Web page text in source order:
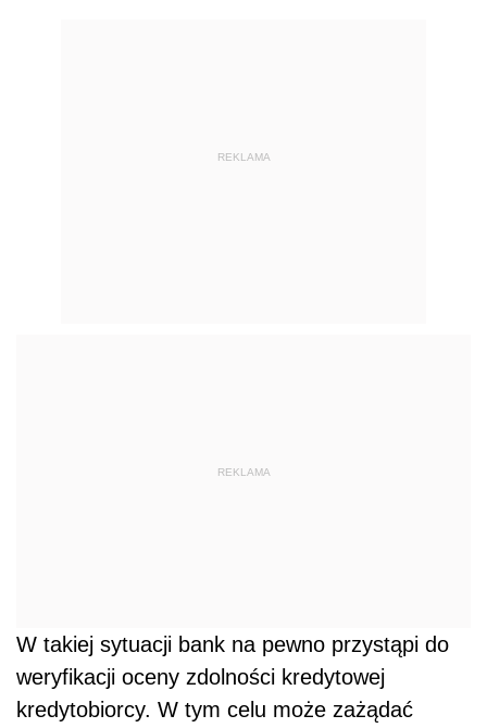
REKLAMA
REKLAMA
W takiej sytuacji bank na pewno przystąpi do
weryfikacji oceny zdolności kredytowej
kredytobiorcy. W tym celu może zażądać